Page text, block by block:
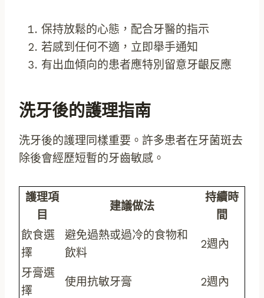
保持放鬆的心態，配合牙醫的指示
若感到任何不適，立即舉手通知
有出血傾向的患者應特別留意牙齦反應
洗牙後的護理指南
洗牙後的護理同樣重要。許多患者在牙菌斑去
除後會經歷短暫的牙齒敏感。
護理項
目
建議做法
持續時
間
飲食選
擇
避免過熱或過冷的食物和
飲料
2週內
牙膏選
擇
使用抗敏牙膏 2週內